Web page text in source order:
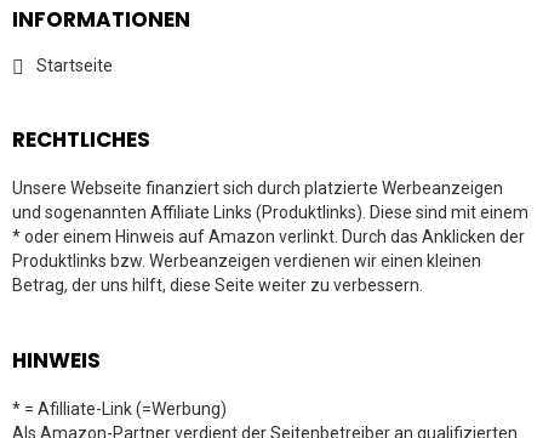
INFORMATIONEN
Startseite
RECHTLICHES
Unsere Webseite finanziert sich durch platzierte Werbeanzeigen
und sogenannten Affiliate Links (Produktlinks). Diese sind mit einem
* oder einem Hinweis auf Amazon verlinkt. Durch das Anklicken der
Produktlinks bzw. Werbeanzeigen verdienen wir einen kleinen
Betrag, der uns hilft, diese Seite weiter zu verbessern.
HINWEIS
* = Afilliate-Link (=Werbung)
Als Amazon-Partner verdient der Seitenbetreiber an qualifizierten